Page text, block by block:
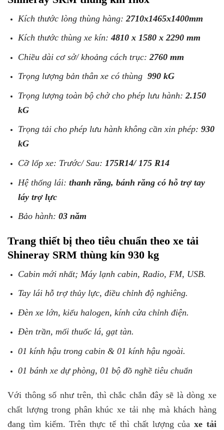
Kích thước lòng thùng hàng: 2710x1465x1400mm
Kích thước thùng xe kín:4810 x 1580 x 2290 mm
Chiều dài cơ sở/ khoảng cách trục: 2760 mm
Trọng lượng bản thân xe có thùng 990 kG
Trọng lượng toàn bộ chở cho phép lưu hành: 2.150
kG
Trọng tải cho phép lưu hành không cần xin phép: 930
kG
Cỡ lốp xe: Trước/ Sau: 175R14/ 175 R14
Hệ thống lái: thanh răng, bánh răng có hỗ trợ tay
láy trợ lực
Bảo hành: 03 năm
Trang thiết bị theo tiêu chuẩn theo xe tải
Shineray SRM thùng kín 930 kg
Cabin mới nhất; Máy lạnh cabin, Radio, FM, USB.
Tay lái hỗ trợ thủy lực, điều chỉnh độ nghiêng.
Đèn xe lớn, kiểu halogen, kính cửa chỉnh điện.
Đèn trần, mối thuốc lá, gạt tàn.
01 kính hậu trong cabin & 01 kính hậu ngoài.
01 bánh xe dự phòng, 01 bộ đồ nghề tiêu chuẩn
Với thông số như trên, thì chắc chắn đây sẽ là dòng xe
chất lượng trong phân khúc xe tải nhẹ mà khách hàng
đang tìm kiếm. Trên thực tế thì chất lượng củaxe tải